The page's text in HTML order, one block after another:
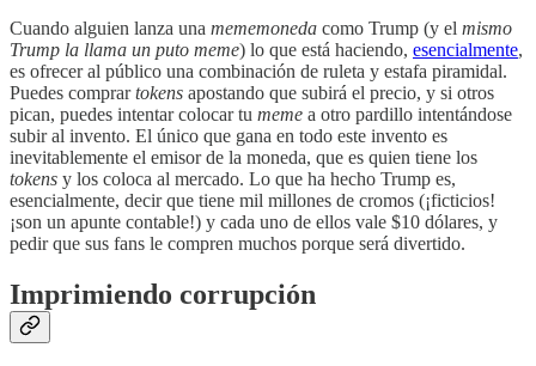
Cuando alguien lanza una mememoneda como Trump (y el mismo
Trump la llama un puto meme) lo que está haciendo, esencialmente,
es ofrecer al público una combinación de ruleta y estafa piramidal.
Puedes comprartokens apostando que subirá el precio, y si otros
pican, puedes intentar colocar tu meme a otro pardillo intentándose
subir al invento. El único que gana en todo este invento es
inevitablemente el emisor de la moneda, que es quien tiene los
tokens y los coloca al mercado. Lo que ha hecho Trump es,
esencialmente, decir que tiene mil millones de cromos (¡ficticios!
¡son un apunte contable!) y cada uno de ellos vale $10 dólares, y
pedir que sus fans le compren muchos porque será divertido.
Imprimiendo corrupción